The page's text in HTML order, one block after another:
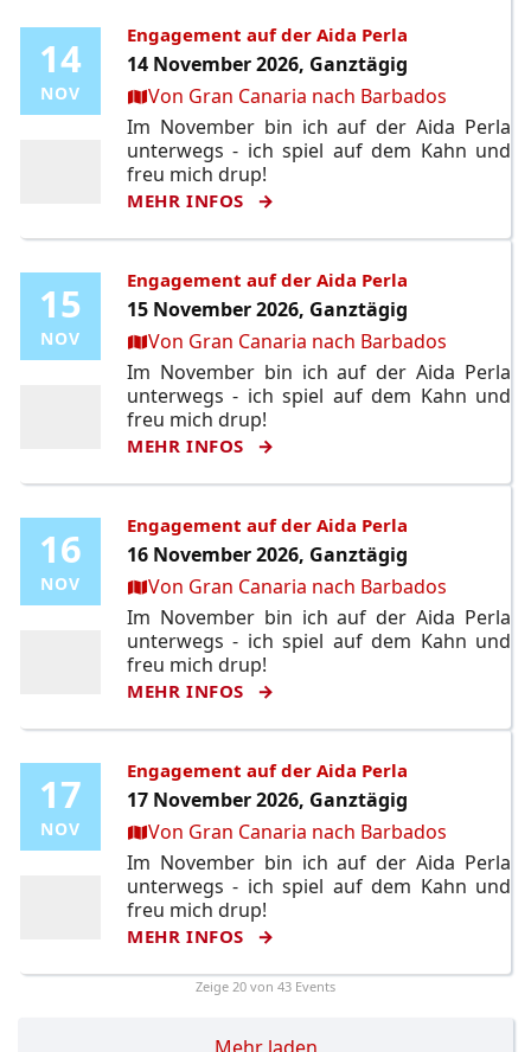
14
NOV
14
NOV
Engagement auf der Aida Perla
14 November 2026, Ganztägig
Ort:Von Gran Canaria nach Barbados
Im November bin ich auf der Aida Perla
unterwegs - ich spiel auf dem Kahn und
freu mich drup!
MEHR INFOS
15
NOV
15
NOV
Engagement auf der Aida Perla
15 November 2026, Ganztägig
Ort:Von Gran Canaria nach Barbados
Im November bin ich auf der Aida Perla
unterwegs - ich spiel auf dem Kahn und
freu mich drup!
MEHR INFOS
16
NOV
16
NOV
Engagement auf der Aida Perla
16 November 2026, Ganztägig
Ort:Von Gran Canaria nach Barbados
Im November bin ich auf der Aida Perla
unterwegs - ich spiel auf dem Kahn und
freu mich drup!
MEHR INFOS
17
NOV
17
NOV
Engagement auf der Aida Perla
17 November 2026, Ganztägig
Ort:Von Gran Canaria nach Barbados
Im November bin ich auf der Aida Perla
unterwegs - ich spiel auf dem Kahn und
freu mich drup!
MEHR INFOS
Zeige 20 von 43 Events